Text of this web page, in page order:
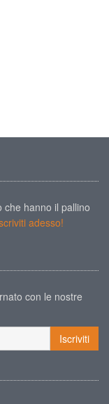
che hanno il pallino
adesso!
con le nostre
Iscriviti